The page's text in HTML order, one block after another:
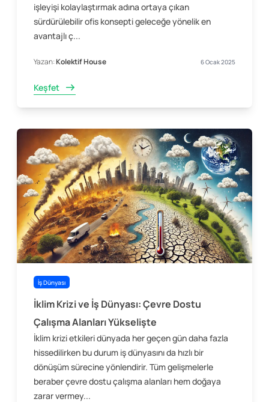
işleyişi kolaylaştırmak adına ortaya çıkan
sürdürülebilir ofis konsepti geleceğe yönelik en
avantajlı ç...
Yazan:Kolektif House 6 Ocak 2025
Keşfet
İş Dünyası
İklim Krizi ve İş Dünyası: Çevre Dostu
Çalışma Alanları Yükselişte
İklim krizi etkileri dünyada her geçen gün daha fazla
hissedilirken bu durum iş dünyasını da hızlı bir
dönüşüm sürecine yönlendirir. Tüm gelişmelerle
beraber çevre dostu çalışma alanları hem doğaya
zarar vermey...